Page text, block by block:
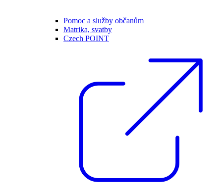
Pomoc a služby občanům
Matrika, svatby
Czech POINT